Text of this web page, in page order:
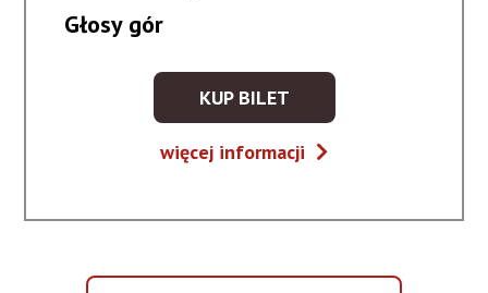
Głosy gór
KUP BILET
KUP
NA
więcej informacji
Głosy